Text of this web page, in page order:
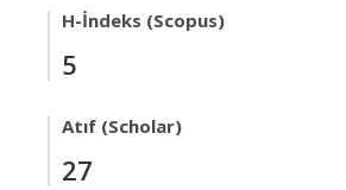
H-İndeks (Scopus)
5
Atıf (Scholar)
27